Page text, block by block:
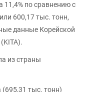
11,4% по сравнению с
600,17 тыс. тонн,
данные Корейской
из страны
тыс. тонн)